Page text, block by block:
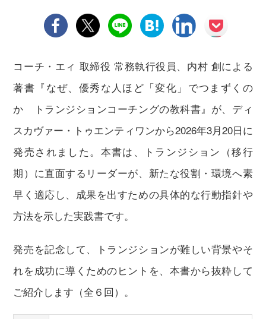
コーチ・エィ 取締役 常務執行役員、内村 創による
著書『なぜ、優秀な人ほど「変化」でつまずくの
か トランジションコーチングの教科書』が、ディ
スカヴァー・トゥエンティワンから2026年3月20日に
発売されました。本書は、トランジション（移行
期）に直面するリーダーが、新たな役割・環境へ素
早く適応し、成果を出すための具体的な行動指針や
方法を示した実践書です。
発売を記念して、トランジションが難しい背景やそ
れを成功に導くためのヒントを、本書から抜粋して
ご紹介します（全６回）。